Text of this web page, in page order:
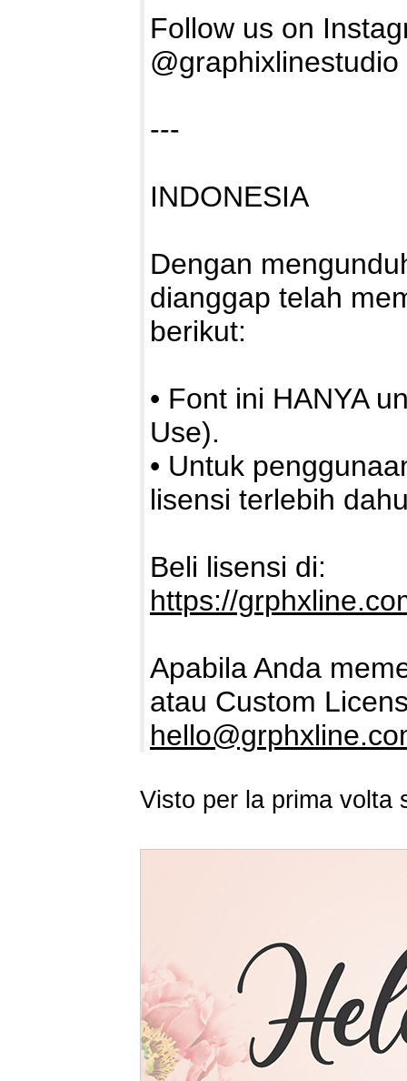
Follow us on
@graphixlinestudio
---
INDONESIA
Dengan
dianggap telah
berikut:
• Font ini HANYA
Use).
• Untuk
lisensi terlebih
Beli lisensi di:
https://
Apabila Anda
atau Custom
Visto per la prima volta